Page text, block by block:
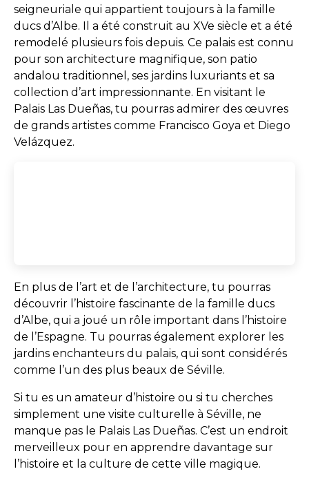
seigneuriale qui appartient toujours à la famille
ducs d’Albe. Il a été construit au XVe siècle et a été
remodelé plusieurs fois depuis. Ce palais est connu
pour son architecture magnifique, son patio
andalou traditionnel, ses jardins luxuriants et sa
collection d’art impressionnante. En visitant le
Palais Las Dueñas, tu pourras admirer des œuvres
de grands artistes comme Francisco Goya et Diego
Velázquez.
En plus de l’art et de l’architecture, tu pourras
découvrir l’histoire fascinante de la famille ducs
d’Albe, qui a joué un rôle important dans l’histoire
de l’Espagne. Tu pourras également explorer les
jardins enchanteurs du palais, qui sont considérés
comme l’un des plus beaux de Séville.
Si tu es un amateur d’histoire ou si tu cherches
simplement une visite culturelle à Séville, ne
manque pas le Palais Las Dueñas. C’est un endroit
merveilleux pour en apprendre davantage sur
l’histoire et la culture de cette ville magique.